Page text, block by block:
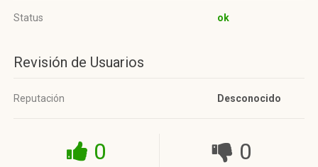
Status ok
Revisión de Usuarios
Reputación Desconocido
0 0